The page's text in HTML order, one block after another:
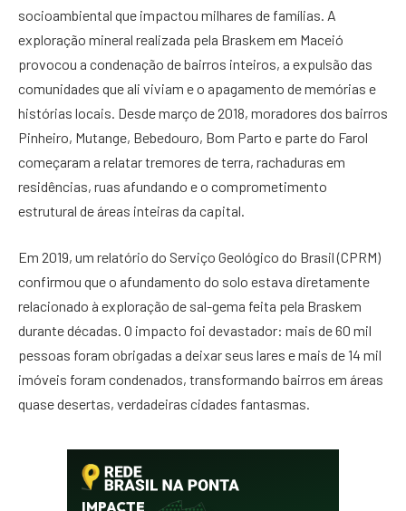
socioambiental que impactou milhares de famílias. A
exploração mineral realizada pela Braskem em Maceió
provocou a condenação de bairros inteiros, a expulsão das
comunidades que ali viviam e o apagamento de memórias e
histórias locais. Desde março de 2018, moradores dos bairros
Pinheiro, Mutange, Bebedouro, Bom Parto e parte do Farol
começaram a relatar tremores de terra, rachaduras em
residências, ruas afundando e o comprometimento
estrutural de áreas inteiras da capital.
Em 2019, um relatório do Serviço Geológico do Brasil (CPRM)
confirmou que o afundamento do solo estava diretamente
relacionado à exploração de sal-gema feita pela Braskem
durante décadas. O impacto foi devastador: mais de 60 mil
pessoas foram obrigadas a deixar seus lares e mais de 14 mil
imóveis foram condenados, transformando bairros em áreas
quase desertas, verdadeiras cidades fantasmas.